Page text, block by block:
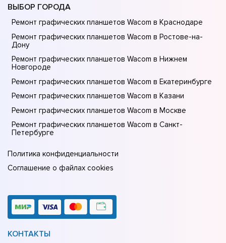
ВЫБОР ГОРОДА
Ремонт графических планшетов Wacom в Краснодаре
Ремонт графических планшетов Wacom в Ростове-на-
Донy
Ремонт графических планшетов Wacom в Нижнем
Новгороде
Ремонт графических планшетов Wacom в Екатеринбурге
Ремонт графических планшетов Wacom в Казани
Ремонт графических планшетов Wacom в Москве
Ремонт графических планшетов Wacom в Санкт-
Петербурге
Политика конфиденциальности
Соглашение о файлах cookies
КОНТАКТЫ